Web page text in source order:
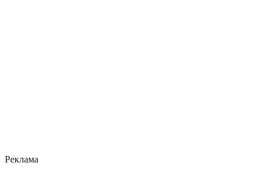
Реклама